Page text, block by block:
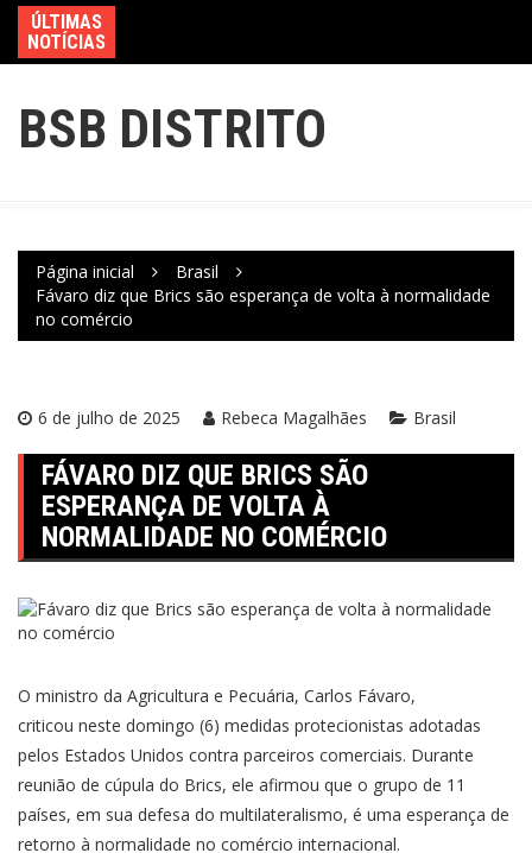
ÚLTIMAS
NOTÍCIAS
BSB DISTRITO
Página inicial
Brasil
Fávaro diz que Brics são esperança de volta à normalidade
no comércio
6 de julho de 2025 Rebeca Magalhães Brasil
FÁVARO DIZ QUE BRICS SÃO
ESPERANÇA DE VOLTA À
NORMALIDADE NO COMÉRCIO
O ministro da Agricultura e Pecuária, Carlos Fávaro,
criticou neste domingo (6) medidas protecionistas adotadas
pelos Estados Unidos contra parceiros comerciais. Durante
reunião de cúpula do Brics, ele afirmou que o grupo de 11
países, em sua defesa do multilateralismo, é uma esperança de
retorno à normalidade no comércio internacional.